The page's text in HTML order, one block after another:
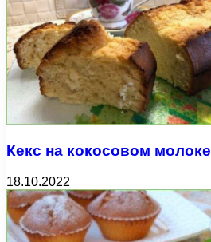
Кекс на кокосовом молоке
18.10.2022